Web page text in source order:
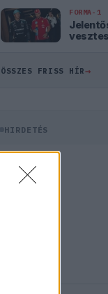
FORMA-1
ÖSSZES FRISS HÍR→
HIRDETÉS